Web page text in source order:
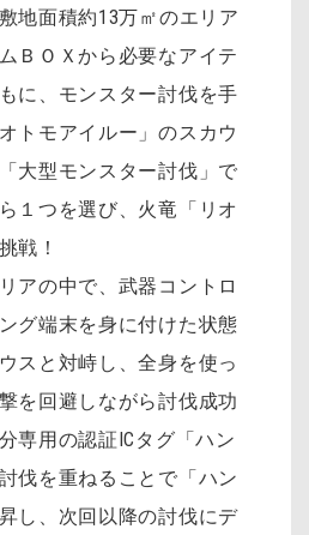
地面積約13万㎡のエリア
ＢＯＸから必要なアイテ
に、モンスター討伐を手
トモアイルー」のスカウ
大型モンスター討伐」で
１つを選び、火竜「リオ
戦！
アの中で、武器コントロ
グ端末を身に付けた状態
スと対峙し、全身を使っ
を回避しながら討伐成功
専用の認証ICタグ「ハン
伐を重ねることで「ハン
し、次回以降の討伐にデ